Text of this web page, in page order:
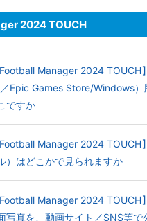
2024 TOUCH
Manager 2024 TOUCH】
Epic Games Store/Windows）
ですか
Manager 2024 TOUCH
）はどこかで見られますか
Manager 2024 TOUCH
写真を、動画サイト／SNS等で